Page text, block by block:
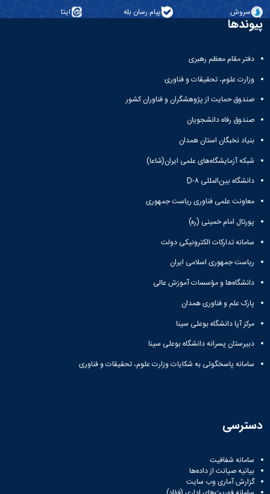
تکمیلی
معاونت
پژوهش
فناوری
معاونت
و
اجتماعی
نهاد
نمایندگی
معظم
رهبری
با
دامپزشکی
علوم
اقتصادی
و
اجتماعی
دانشکده
اقماری
سروش پیام رسان بله ایتا
پیوندها
دفتر مقام معظم رهبری
وزارت علوم، تحقیقات و فناوری
صندوق حمایت از پژوهشگران و فناوران کشور
صندوق رفاه دانشجویان
بنیاد نخبگان استان همدان
شبکه آزمایشگاه‌های علمی ایران(شاعا)
دانشگاه بین‌المللی D-۸
معاونت علمی فناوری ریاست جمهوری
پورتال امام خمینی (ره)
سامانه تدارکات الکترونیکی دولت
ریاست جمهوری اسلامی ایران
دانشگاه‌ها و مؤسسات آموزش عالی
پارک علم و فناوری همدان
مرکز آپا دانشگاه بوعلی سینا
دبیرستان پسرانه دانشگاه بوعلی سینا
سامانه پاسخگوئی به شکایات وزارت علوم، تحقیقات و فناوری
دسترسی
سامانه شفافیت
بیانیه صیانت از داده‌ها
گزارش آماری وب‌ سایت